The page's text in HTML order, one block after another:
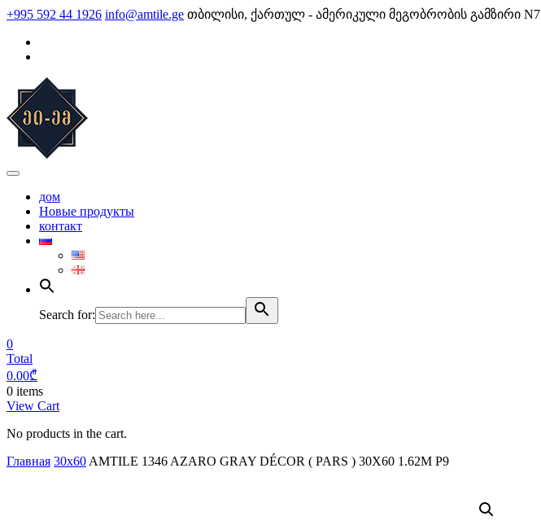
Skip
content
+995 592 44 1926 info@amtile.ge თბილისი, ქართულ - ამერიკული მეგობრობის გამზირი N7
дом
Новые продукты
контакт
Search for:
0
Total
0.00₾
0 items
View Cart
No products in the cart.
Главная 30x60 AMTILE 1346 AZARO GRAY DÉCOR ( PARS ) 30X60 1.62M P9